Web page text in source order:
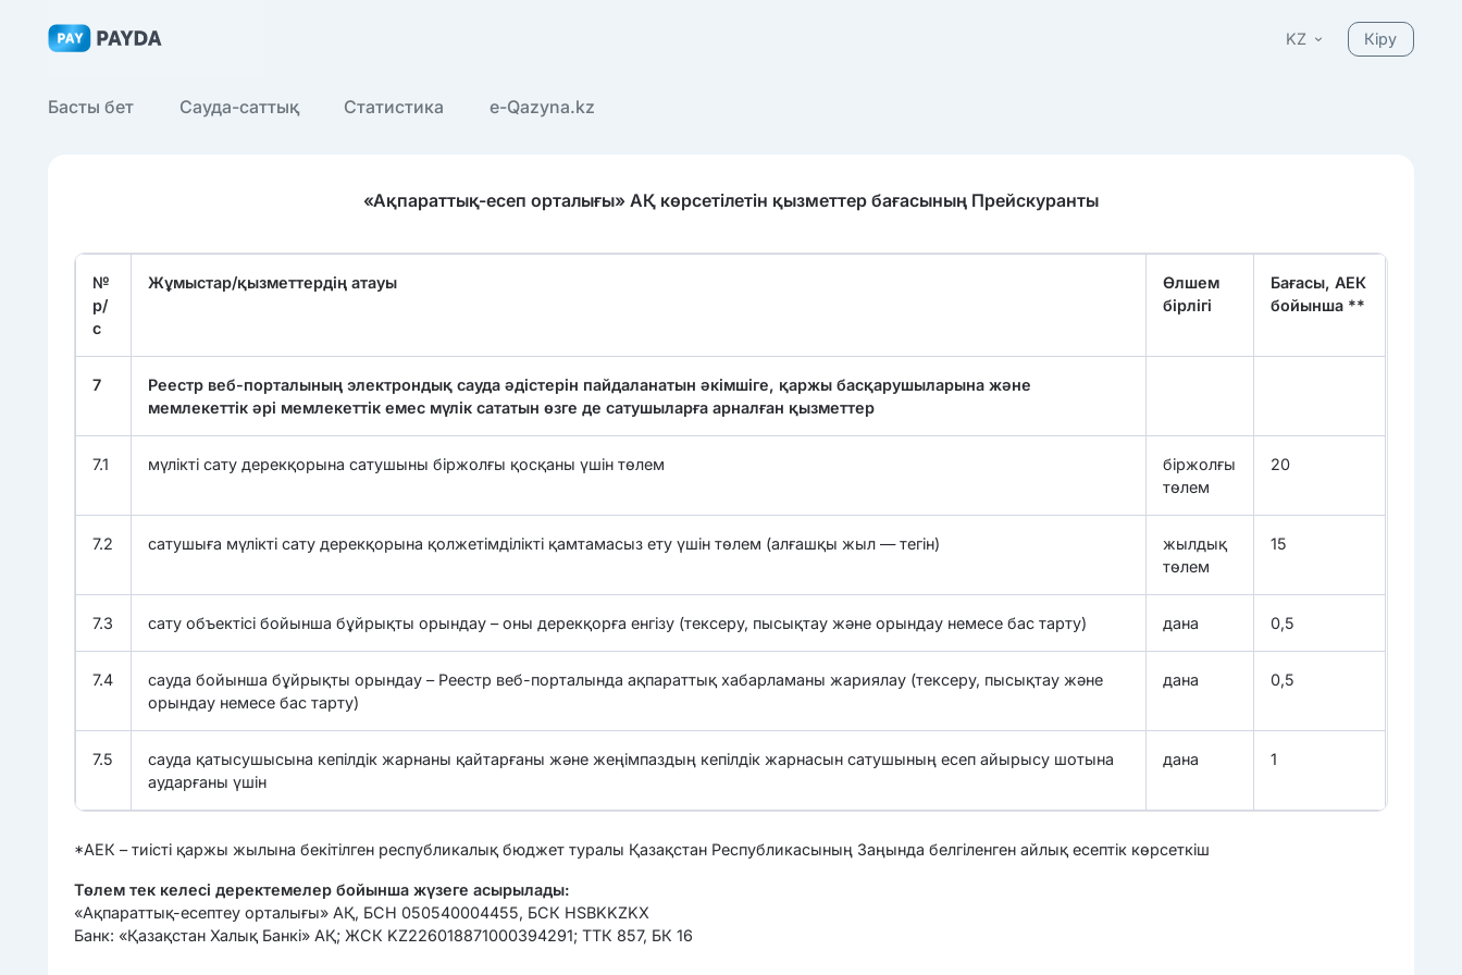
KZ Кіру
Басты бет Сауда-саттық Статистика e-Qazyna.kz
«Ақпараттық-есеп орталығы» АҚ көрсетілетін қызметтер бағасының Прейскуранты
№
р/
с
Жұмыстар/қызметтердің атауы
Өлшем
бірлігі
Бағасы, АЕК
бойынша **
7
Реестр веб-порталының электрондық сауда әдістерін пайдаланатын әкімшіге, қаржы басқарушыларына және
мемлекеттік әрі мемлекеттік емес мүлік сататын өзге де сатушыларға арналған қызметтер
7.1 мүлікті сату дерекқорына сатушыны біржолғы қосқаны үшін төлем
біржолғы
төлем
20
7.2 сатушыға мүлікті сату дерекқорына қолжетімділікті қамтамасыз ету үшін төлем (алғашқы жыл — тегін)
жылдық
төлем
15
7.3 сату объектісі бойынша бұйрықты орындау – оны дерекқорға енгізу (тексеру, пысықтау және орындау немесе бас тарту) дана 0,5
7.4
сауда бойынша бұйрықты орындау – Реестр веб-порталында ақпараттық хабарламаны жариялау (тексеру, пысықтау және
орындау немесе бас тарту)
дана 0,5
7.5
сауда қатысушысына кепілдік жарнаны қайтарғаны және жеңімпаздың кепілдік жарнасын сатушының есеп айырысу шотына
аударғаны үшін
дана 1
*АЕК – тиісті қаржы жылына бекітілген республикалық бюджет туралы Қазақстан Республикасының Заңында белгіленген айлық есептік көрсеткіш
Төлем тек келесі деректемелер бойынша жүзеге асырылады:
«Ақпараттық-есептеу орталығы» АҚ, БСН 050540004455, БСК HSBKKZKX
Банк: «Қазақстан Халық Банкі» АҚ; ЖСК KZ226018871000394291; ТТК 857, БК 16